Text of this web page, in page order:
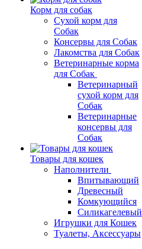
Корм для собак
Сухой корм для
Собак
Консервы для Собак
Лакомства для Собак
Ветеринарные корма
для Собак
Ветеринарный
сухой корм для
Собак
Ветеринарные
консервы для
Собак
Товары для кошек
Наполнители
Впитывающий
Древесный
Комкующийся
Силикагелевый
Игрушки для Кошек
Туалеты, Аксессуары